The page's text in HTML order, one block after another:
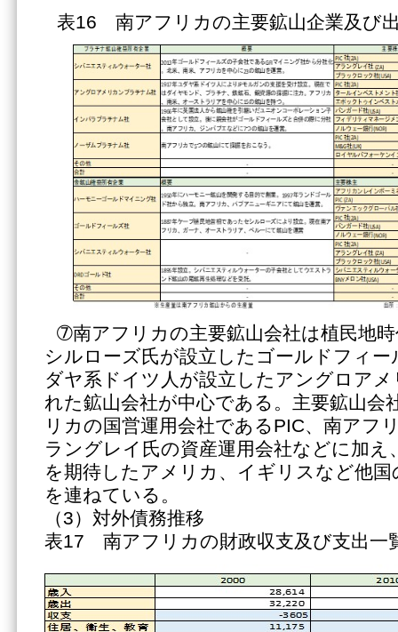
表16 南アフリカの主要鉱山企業及び
➆南アフリカの主要鉱山会社は植民地
シルローズ氏が設立したゴールドフィ
ダヤ系ドイツ人が設立したアングロア
れた鉱山会社が中心である。主要鉱山会
リカの国営運用会社であるPIC、南アフ
ラングレイ氏の資産運用会社などに加え
を期待したアメリカ、イギリスなど他国
を連ねている。
（3）対外債務推移
表17 南アフリカの財政収支及び支出一